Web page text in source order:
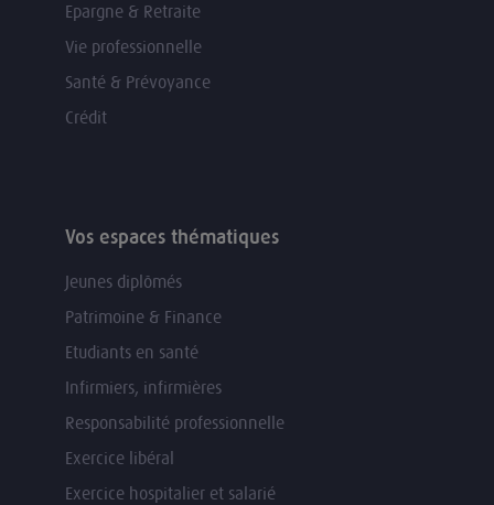
Epargne & Retraite
Vie professionnelle
Santé & Prévoyance
Crédit
Vos espaces thématiques
Jeunes diplômés
Patrimoine & Finance
Etudiants en santé
Infirmiers, infirmières
Responsabilité professionnelle
Exercice libéral
Exercice hospitalier et salarié